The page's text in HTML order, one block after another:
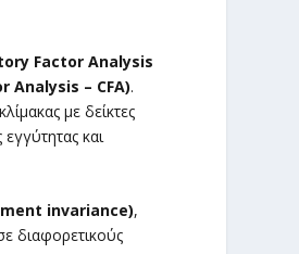
Factor Analysis
– CFA).
με δείκτες
και
invariance),
διαφορετικούς